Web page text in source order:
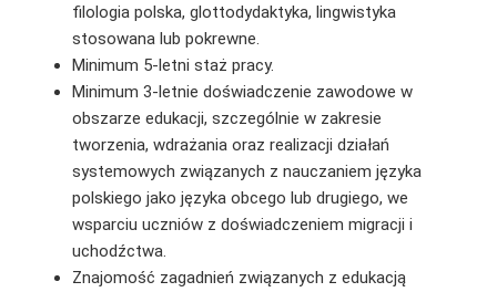
filologia polska, glottodydaktyka, lingwistyka
stosowana lub pokrewne.
Minimum 5-letni staż pracy.
Minimum 3-letnie doświadczenie zawodowe w
obszarze edukacji, szczególnie w zakresie
tworzenia, wdrażania oraz realizacji działań
systemowych związanych z nauczaniem języka
polskiego jako języka obcego lub drugiego, we
wsparciu uczniów z doświadczeniem migracji i
uchodźctwa.
Znajomość zagadnień związanych z edukacją